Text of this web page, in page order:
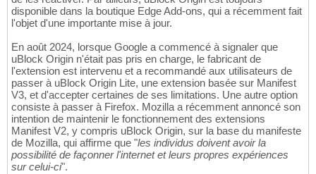
disponible dans la boutique Edge Add-ons, qui a récemment fait
l'objet d'une importante mise à jour.
En août 2024, lorsque Google a commencé à signaler que
uBlock Origin n'était pas pris en charge, le fabricant de
l'extension est intervenu et a recommandé aux utilisateurs de
passer à uBlock Origin Lite, une extension basée sur Manifest
V3, et d'accepter certaines de ses limitations. Une autre option
consiste à passer à Firefox. Mozilla a récemment annoncé son
intention de maintenir le fonctionnement des extensions
Manifest V2, y compris uBlock Origin, sur la base du manifeste
de Mozilla, qui affirme que "les individus doivent avoir la
possibilité de façonner l'internet et leurs propres expériences
sur celui-ci".